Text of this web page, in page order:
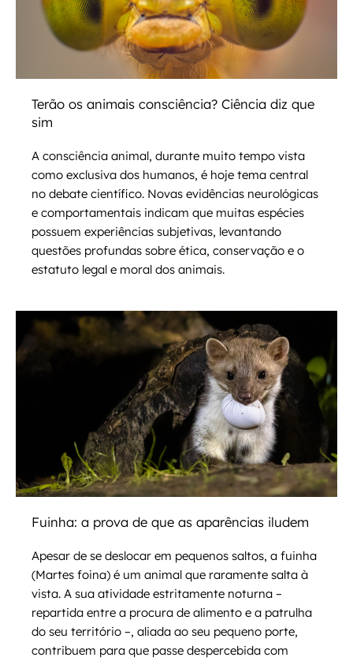
Terão os animais consciência? Ciência diz que
sim
A consciência animal, durante muito tempo vista
como exclusiva dos humanos, é hoje tema central
no debate científico. Novas evidências neurológicas
e comportamentais indicam que muitas espécies
possuem experiências subjetivas, levantando
questões profundas sobre ética, conservação e o
estatuto legal e moral dos animais.
Fuinha: a prova de que as aparências iludem
Apesar de se deslocar em pequenos saltos, a fuinha
(Martes foina) é um animal que raramente salta à
vista. A sua atividade estritamente noturna –
repartida entre a procura de alimento e a patrulha
do seu território –, aliada ao seu pequeno porte,
contribuem para que passe despercebida com